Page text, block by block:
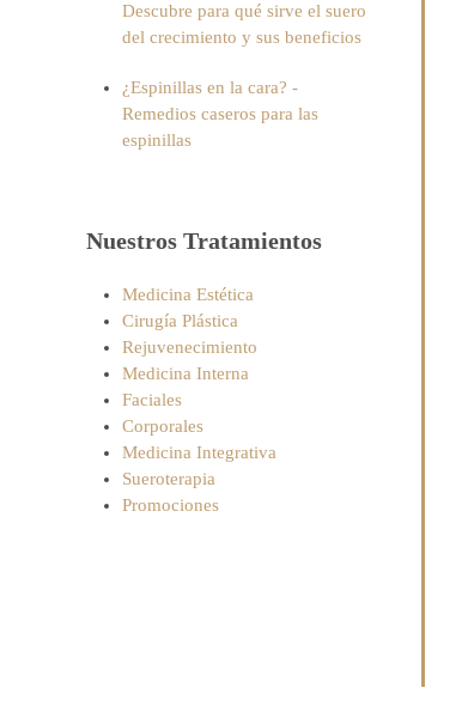
Descubre para qué sirve el suero
del crecimiento y sus beneficios
¿Espinillas en la cara? -
Remedios caseros para las
espinillas
Nuestros Tratamientos
Medicina Estética
Cirugía Plástica
Rejuvenecimiento
Medicina Interna
Faciales
Corporales
Medicina Integrativa
Sueroterapia
Promociones